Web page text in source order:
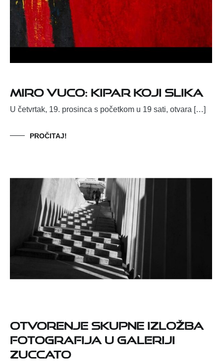
Miro Vuco: Kipar koji slika
U četvrtak, 19. prosinca s početkom u 19 sati, otvara […]
PROČITAJ!
Otvorenje skupne izložba
fotografija u Galeriji
Zuccato